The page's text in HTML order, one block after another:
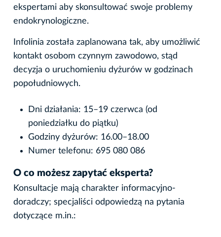
ekspertami aby skonsultować swoje problemy
endokrynologiczne.
Infolinia została zaplanowana tak, aby umożliwić
kontakt osobom czynnym zawodowo, stąd
decyzja o uruchomieniu dyżurów w godzinach
popołudniowych.
Dni działania: 15–19 czerwca (od
poniedziałku do piątku)
Godziny dyżurów: 16.00–18.00
Numer telefonu: 695 080 086
O co możesz zapytać eksperta?
Konsultacje mają charakter informacyjno-
doradczy; specjaliści odpowiedzą na pytania
dotyczące m.in.: